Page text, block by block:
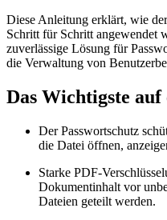
Diese Anleitung erklärt, wie
Schritt für Schritt angewendet
zuverlässige Lösung für
die Verwaltung von
Das Wichtigste
Der Passwortschutz
die Datei öffnen,
Starke PDF-
Dokumentinhalt vor
Dateien geteilt werden.